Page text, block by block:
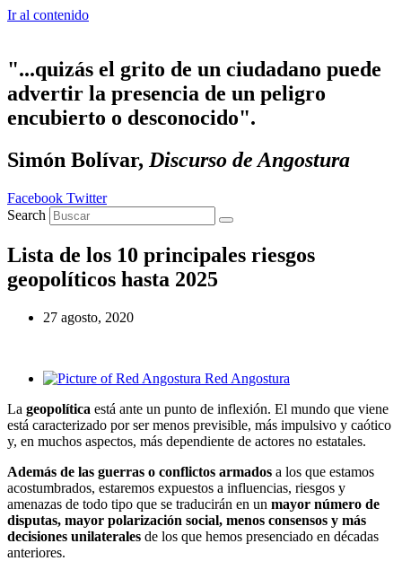
Ir al contenido
"...quizás el grito de un ciudadano puede
advertir la presencia de un peligro
encubierto o desconocido".
Simón Bolívar, Discurso de Angostura
Facebook Twitter
Search
Lista de los 10 principales riesgos
geopolíticos hasta 2025
27 agosto, 2020
Red Angostura
La geopolítica está ante un punto de inflexión. El mundo que viene
está caracterizado por ser menos previsible, más impulsivo y caótico
y, en muchos aspectos, más dependiente de actores no estatales.
Además de las guerras o conflictos armados a los que estamos
acostumbrados, estaremos expuestos a influencias, riesgos y
amenazas de todo tipo que se traducirán en un mayor número de
disputas, mayor polarización social, menos consensos y más
decisiones unilaterales de los que hemos presenciado en décadas
anteriores.